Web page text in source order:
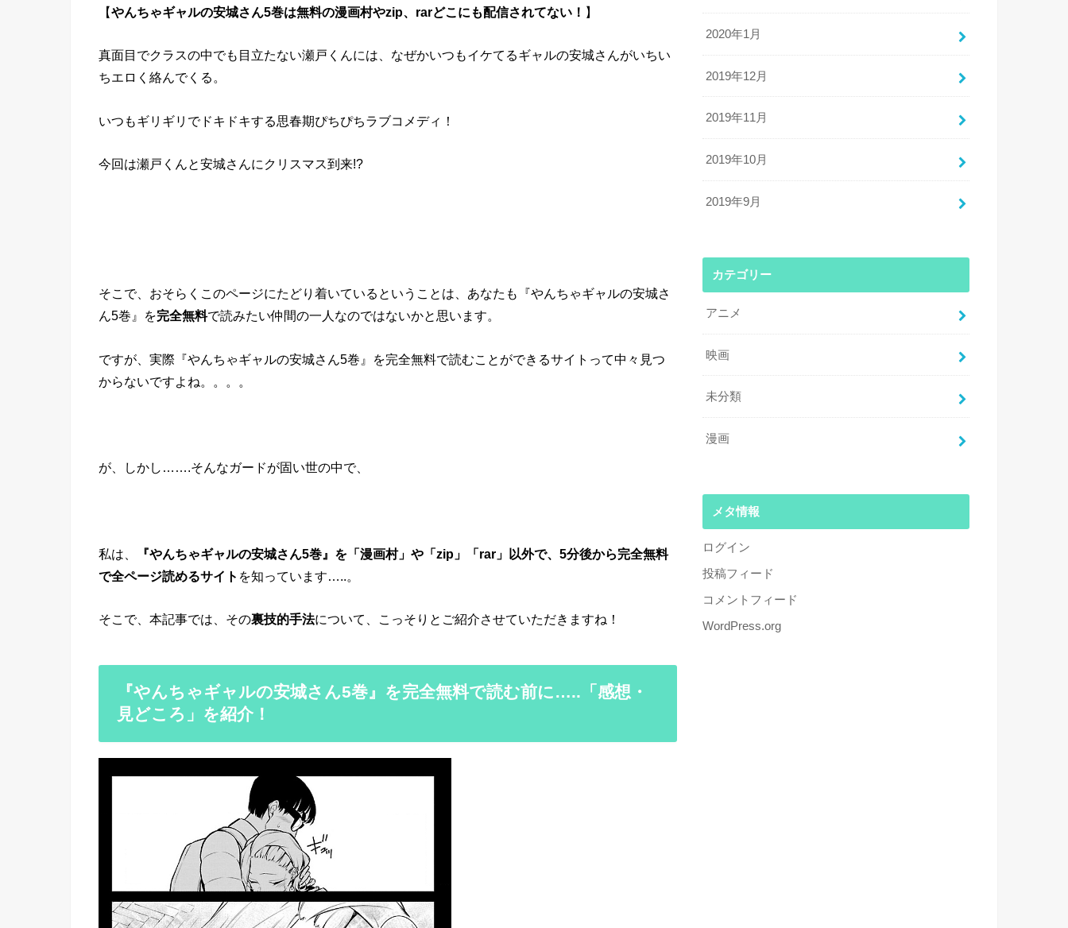
【やんちゃギャルの安城さん5巻は無料の漫画村やzip、rarどこにも配信されてない！ 】
真面目でクラスの中でも目立たない瀬戸くんには、なぜかいつもイケてるギャルの安城さんがいちい
ちエロく絡んでくる。
いつもギリギリでドキドキする思春期ぴちぴちラブコメディ！
今回は瀬戸くんと安城さんにクリスマス到来!?
そこで、おそらくこのページにたどり着いているということは、あなたも『やんちゃギャルの安城さ
ん5巻』を完全無料で読みたい仲間の一人なのではないかと思います。
ですが、実際『やんちゃギャルの安城さん5巻』を完全無料で読むことができるサイトって中々見つ
からないですよね。。。。
が、しかし…….そんなガードが固い世の中で、
私は、
『やんちゃギャルの安城さん5巻』を「漫画村」や「zip」「rar」以外で、5分後から完全無料
で全ページ読めるサイト を知っています…..。
そこで、本記事では、その裏技的手法について、こっそりとご紹介させていただきますね！
『やんちゃギャルの安城さん5巻』を完全無料で読む前に…..「感想・
見どころ」を紹介！
2020年1月
2019年12月
2019年11月
2019年10月
2019年9月
カテゴリー
アニメ
映画
未分類
漫画
メタ情報
ログイン
投稿フィード
コメントフィード
WordPress.org